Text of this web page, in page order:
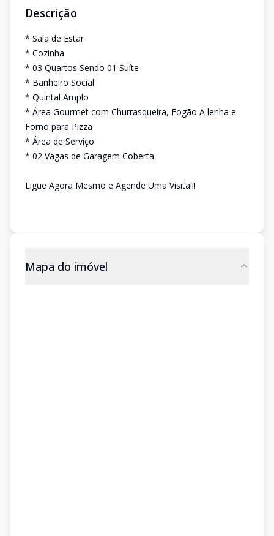
Descrição
* Sala de Estar
* Cozinha
* 03 Quartos Sendo 01 Suíte
* Banheiro Social
* Quintal Amplo
* Área Gourmet com Churrasqueira, Fogão A lenha e
Forno para Pizza
* Área de Serviço
* 02 Vagas de Garagem Coberta
Ligue Agora Mesmo e Agende Uma Visita!!!
Mapa do imóvel